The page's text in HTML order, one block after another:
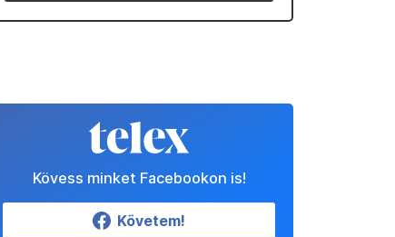
Kövess minket Facebookon is!
Követem!